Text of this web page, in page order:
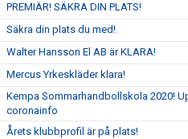
PREMIÄR! SÄKRA DIN PLATS!
Säkra din plats du med!
Walter Hansson El AB är KLARA!
Mercus Yrkeskläder klara!
Kempa Sommarhandbollskola 2020!
coronainfo
Årets klubbprofil är på plats!